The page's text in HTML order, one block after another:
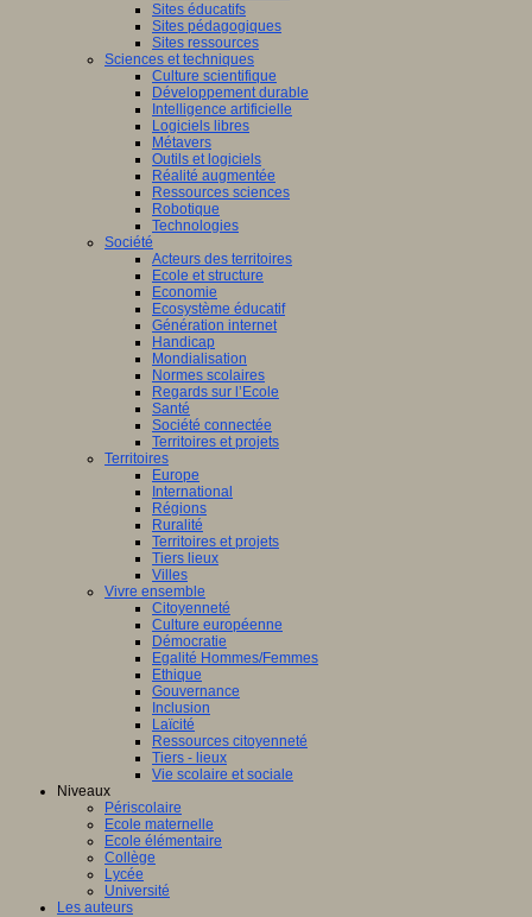
Sites éducatifs
Sites pédagogiques
Sites ressources
Sciences et techniques
Culture scientifique
Développement durable
Intelligence artificielle
Logiciels libres
Métavers
Outils et logiciels
Réalité augmentée
Ressources sciences
Robotique
Technologies
Société
Acteurs des territoires
Ecole et structure
Economie
Ecosystème éducatif
Génération internet
Handicap
Mondialisation
Normes scolaires
Regards sur l’Ecole
Santé
Société connectée
Territoires et projets
Territoires
Europe
International
Régions
Ruralité
Territoires et projets
Tiers lieux
Villes
Vivre ensemble
Citoyenneté
Culture européenne
Démocratie
Egalité Hommes/Femmes
Ethique
Gouvernance
Inclusion
Laïcité
Ressources citoyenneté
Tiers - lieux
Vie scolaire et sociale
Niveaux
Périscolaire
Ecole maternelle
Ecole élémentaire
Collège
Lycée
Université
Les auteurs